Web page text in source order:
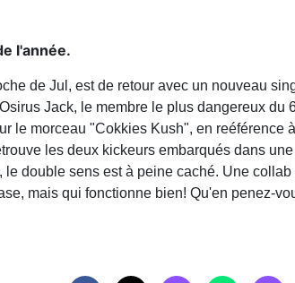
l'année.
de Jul, est de retour avec un nouveau
Jack, le membre le plus dangereux du
le morceau "Cokkies Kush", en reéférence
les deux kickeurs embarqués dans
double sens est à peine caché. Une
mais qui fonctionne bien! Qu'en penez-